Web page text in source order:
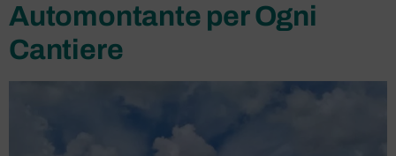
Automontante per Ogni
Cantiere